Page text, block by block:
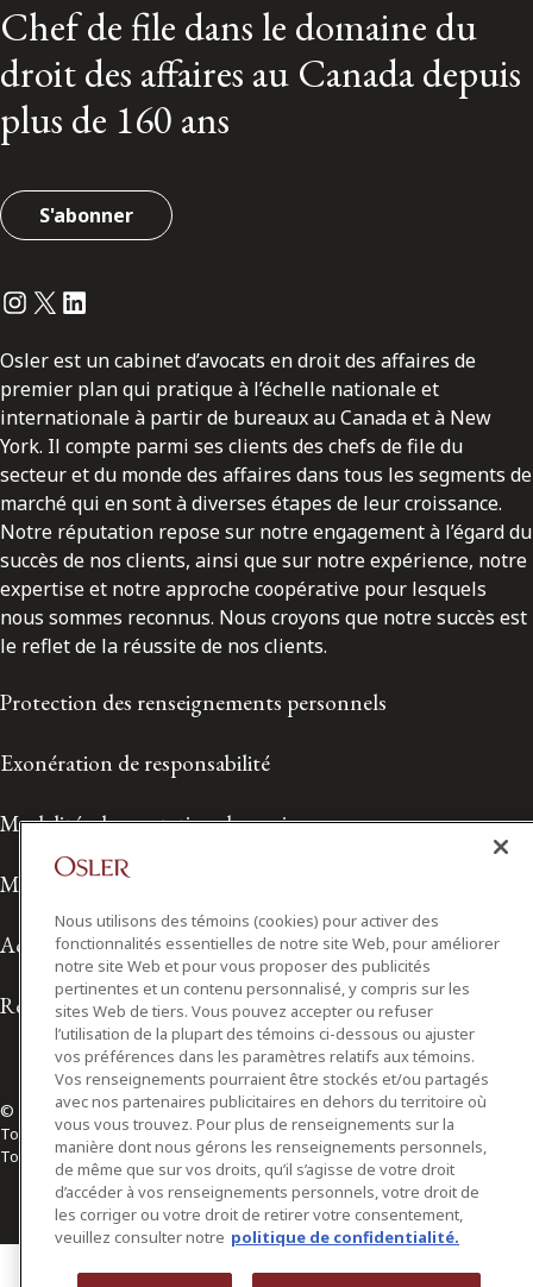
Chef de file dans le domaine du
droit des affaires au Canada depuis
plus de 160 ans
S'abonner
Instagram
Twitter
LinkedIn
Osler est un cabinet d’avocats en droit des affaires de
premier plan qui pratique à l’échelle nationale et
internationale à partir de bureaux au Canada et à New
York. Il compte parmi ses clients des chefs de file du
secteur et du monde des affaires dans tous les segments de
marché qui en sont à diverses étapes de leur croissance.
Notre réputation repose sur notre engagement à l’égard du
succès de nos clients, ainsi que sur notre expérience, notre
expertise et notre approche coopérative pour lesquels
nous sommes reconnus. Nous croyons que notre succès est
le reflet de la réussite de nos clients.
Protection des renseignements personnels
Exonération de responsabilité
Modalités de prestation de services
Modalités d'utilisation
Accessibilité
Relations avec les médias
© 2026 Osler, Hoskin & Harcourt S.E.N.C.R.L./s.r.l.
Tous droits réservés
Toronto | Montréal | Calgary | Vancouver | Ottawa | New York
Nous utilisons des témoins (cookies) pour activer des
fonctionnalités essentielles de notre site Web, pour améliorer
notre site Web et pour vous proposer des publicités
pertinentes et un contenu personnalisé, y compris sur les
sites Web de tiers. Vous pouvez accepter ou refuser
l’utilisation de la plupart des témoins ci-dessous ou ajuster
vos préférences dans les paramètres relatifs aux témoins.
Vos renseignements pourraient être stockés et/ou partagés
avec nos partenaires publicitaires en dehors du territoire où
vous vous trouvez. Pour plus de renseignements sur la
manière dont nous gérons les renseignements personnels,
de même que sur vos droits, qu’il s’agisse de votre droit
d’accéder à vos renseignements personnels, votre droit de
les corriger ou votre droit de retirer votre consentement,
veuillez consulter notre politique de confidentialité.